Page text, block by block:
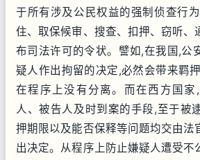
于所有涉及公民权益的强制侦查行
住、取保候审、搜查、扣押、窃听、
布司法许可的令状。譬如,在我国,公
疑人作出拘留的决定,必然会带来羁
在程序上没有分离。而在西方国家
人、被告人及时到案的手段,至于被
押期限以及能否保释等问题均交由法
出决定。从程序上防止嫌疑人遭受不